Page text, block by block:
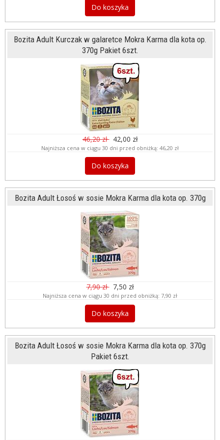
Do koszyka
Bozita Adult Kurczak w galaretce Mokra Karma dla kota op.
370g Pakiet 6szt.
46,20 zł 42,00 zł
Najniższa cena w ciągu 30 dni przed obniżką: 46,20 zł
Do koszyka
Bozita Adult Łosoś w sosie Mokra Karma dla kota op. 370g
7,90 zł 7,50 zł
Najniższa cena w ciągu 30 dni przed obniżką: 7,90 zł
Do koszyka
Bozita Adult Łosoś w sosie Mokra Karma dla kota op. 370g
Pakiet 6szt.